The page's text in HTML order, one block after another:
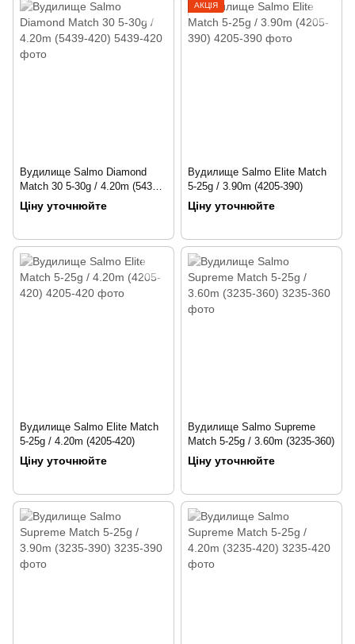
Вудилище Salmo Diamond
Match 30 5-30g / 4.20m (5439-
420)
Ціну уточнюйте
АКЦІЯ
Вудилище Salmo Elite Match
5-25g / 3.90m (4205-390)
Ціну уточнюйте
Вудилище Salmo Elite Match
5-25g / 4.20m (4205-420)
Ціну уточнюйте
Вудилище Salmo Supreme
Match 5-25g / 3.60m (3235-360)
Ціну уточнюйте